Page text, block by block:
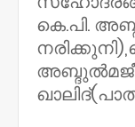
കെ.പി.